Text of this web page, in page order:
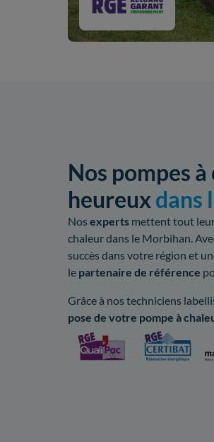
Nos pompes
heureuxdans
Nos experts mettent tout
chaleur dans le Morbihan.
succès dans votre région et
le partenaire de référence
Grâce à nos techniciens
pose de votre pompe à